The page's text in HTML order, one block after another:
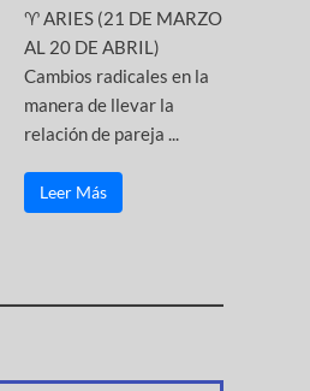
♈ ARIES (21 DE MARZO
AL 20 DE ABRIL)
Cambios radicales en la
manera de llevar la
relación de pareja ...
Leer Más